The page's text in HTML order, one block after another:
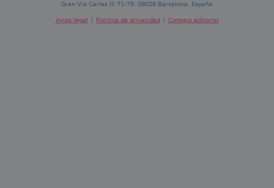
Gran Via Carles III 71-75. 08028 Barcelona. España
Aviso legal Política de privacidad Consejo editorial